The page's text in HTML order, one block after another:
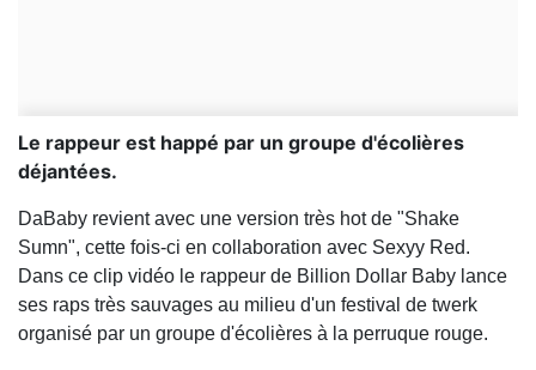
Le rappeur est happé par un groupe d'écolières
déjantées.
DaBaby revient avec une version très hot de "Shake
Sumn", cette fois-ci en collaboration avec Sexyy Red.
Dans ce clip vidéo le rappeur de Billion Dollar Baby lance
ses raps très sauvages au milieu d'un festival de twerk
organisé par un groupe d'écolières à la perruque rouge.